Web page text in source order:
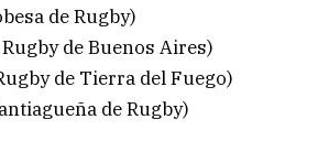
de Rugby)
de Buenos Aires)
de Tierra del Fuego)
de Rugby)